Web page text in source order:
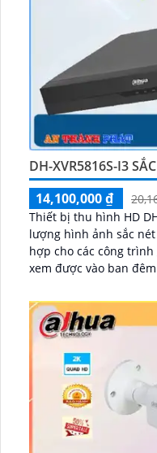
DH-XVR5816S-I3
14,100,000 ₫
Thiết bị thu hình HD
lượng hình ảnh sắc
hợp cho các công trình giá rẻ. Thiết bị này
xem được vào ban